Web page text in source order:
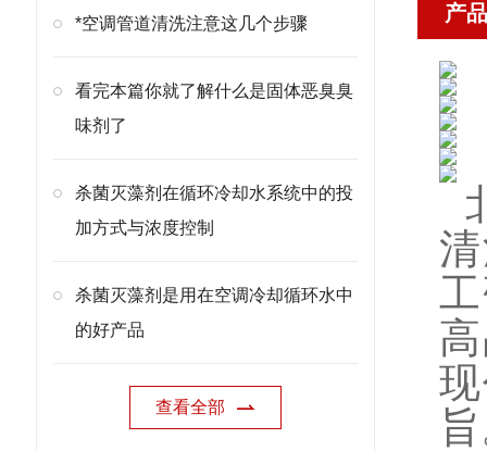
*空调管道清洗注意这几个步骤
看完本篇你就了解什么是固体恶臭臭
味剂了
杀菌灭藻剂在循环冷却水系统中的投
加方式与浓度控制
杀菌灭藻剂是用在空调冷却循环水中
的好产品
查看全部
产